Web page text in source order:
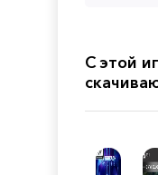
С этой